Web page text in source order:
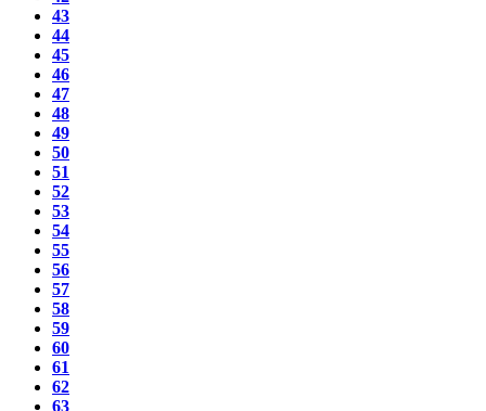
43
44
45
46
47
48
49
50
51
52
53
54
55
56
57
58
59
60
61
62
63